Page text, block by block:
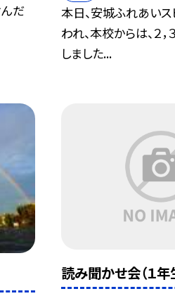
んだ
本日、安城ふれあい
われ、本校からは、２
しました...
読み聞かせ会（１年